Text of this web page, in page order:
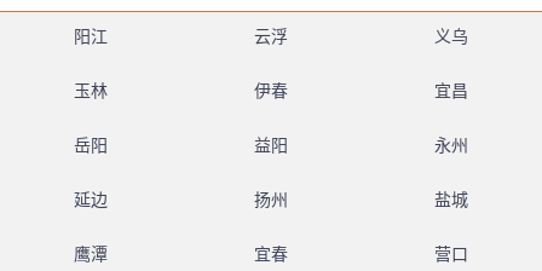
阳江 云浮 义乌
玉林 伊春 宜昌
岳阳 益阳 永州
延边 扬州 盐城
鹰潭 宜春 营口